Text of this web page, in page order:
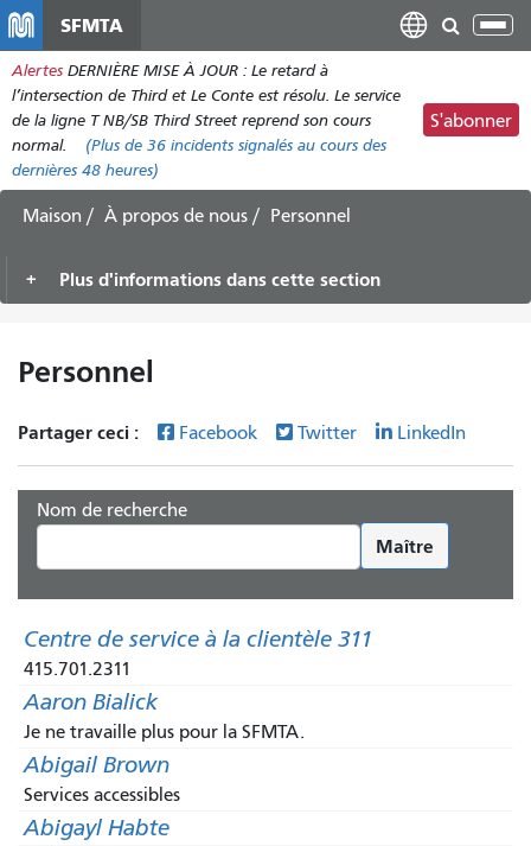
contenu
principal
SFMTA
Alertes DERNIÈRE MISE À JOUR : Le retard à
l’intersection de Third et Le Conte est résolu. Le service
de la ligne T NB/SB Third Street reprend son cours
normal.
(Plus de 36 incidents signalés au cours des
dernières 48 heures)
S'abonner
Maison À propos de nous Personnel
Plus d'informations dans cette section
Personnel
Partager ceci : Facebook Twitter LinkedIn
Nom de recherche
Maître
Centre de service à la clientèle 311
415.701.2311
Aaron Bialick
Je ne travaille plus pour la SFMTA.
Abigail Brown
Services accessibles
Abigayl Habte